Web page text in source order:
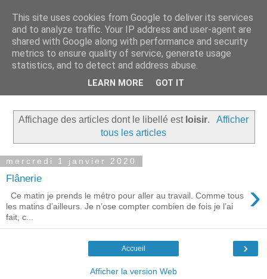
Réflexions
Mes Blogs :
Récits de Normandie
Basse Normandie
Affichage des articles dont le libellé est loisir.
Afficher
tous les articles
mercredi 1 janvier 2020
Flânerie ›
Ce matin je prends le métro pour aller au travail. Comme tous
les matins d’ailleurs. Je n’ose compter combien de fois je l’ai
fait, c...
›
Accueil
Afficher la version Web
This site uses cookies from Google to deliver its services
and to analyze traffic. Your IP address and user-agent are
shared with Google along with performance and security
metrics to ensure quality of service, generate usage
statistics, and to detect and address abuse.
LEARN MORE GOT IT